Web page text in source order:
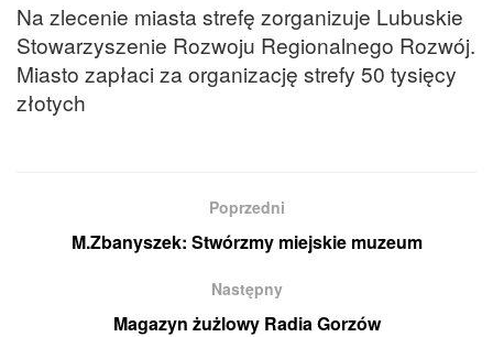
Na zlecenie miasta strefę zorganizuje Lubuskie
Stowarzyszenie Rozwoju Regionalnego Rozwój.
Miasto zapłaci za organizację strefy 50 tysięcy
złotych
Poprzedni
M.Zbanyszek: Stwórzmy miejskie muzeum
Następny
Magazyn żużlowy Radia Gorzów